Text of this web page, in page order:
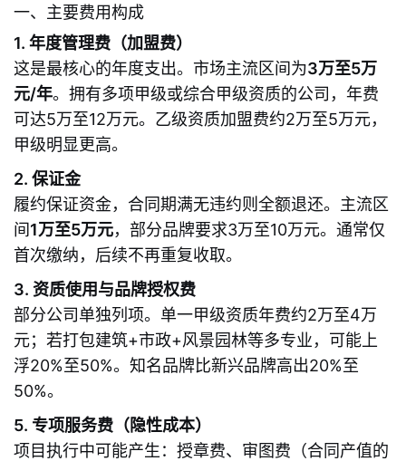
一、主要费用构成
1. 年度管理费（加盟费）
这是最核心的年度支出。市场主流区间为3万至5万
元/年。拥有多项甲级或综合甲级资质的公司，年费
可达5万至12万元。乙级资质加盟费约2万至5万元，
甲级明显更高。
2. 保证金
履约保证资金，合同期满无违约则全额退还。主流区
间1万至5万元，部分品牌要求3万至10万元。通常仅
首次缴纳，后续不再重复收取。
3. 资质使用与品牌授权费
部分公司单独列项。单一甲级资质年费约2万至4万
元；若打包建筑+市政+风景园林等多专业，可能上
浮20%至50%。知名品牌比新兴品牌高出20%至
50%。
5. 专项服务费（隐性成本）
项目执行中可能产生：授章费、审图费（合同产值的